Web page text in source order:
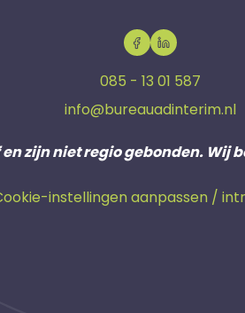
085 - 13 01 587
info@bureauadinterim.nl
zijn niet regio gebonden. Wij
instellingen aanpassen /